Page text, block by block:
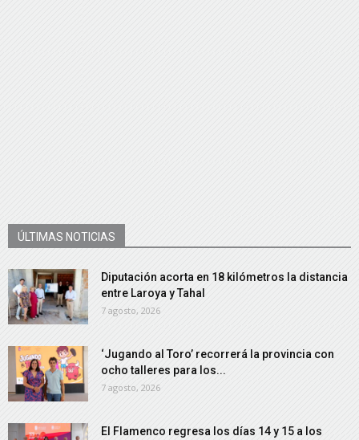
ÚLTIMAS NOTICIAS
Diputación acorta en 18 kilómetros la distancia
entre Laroya y Tahal
7 agosto, 2026
‘Jugando al Toro’ recorrerá la provincia con
ocho talleres para los...
7 agosto, 2026
El Flamenco regresa los días 14 y 15 a los